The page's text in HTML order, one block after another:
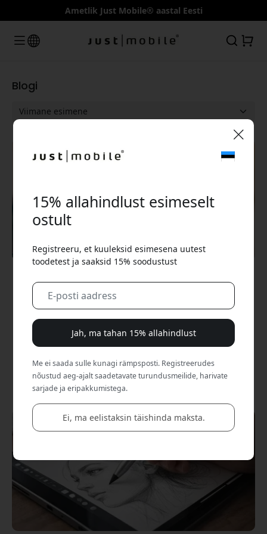
Ametlik Just Mobile® aastal Eesti
Blogi
Blogi
Paremad mobiilipildid: nii saad teravaid ja
stabiilseid fotosid
[LOE EDASI]
Blogi
15% allahindlust esimeselt
ostult
Registreeru, et kuuleksid esimesena uutest
toodetest ja saaksid 15% soodustust
Jah, ma tahan 15% allahindlust
Me ei saada sulle kunagi rämpsposti. Registreerudes
nõustud aeg-ajalt saadetavate turundusmeilide, harivate
sarjade ja eripakkumistega.
Ei, ma eelistaksin täishinda maksta.
🎉 Sinu sooduskood:
Kasuta seda koodi kassas, et saada 15%
allahindlust.